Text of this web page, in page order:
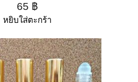
65 ฿
หยิบใส่ตะกร้า